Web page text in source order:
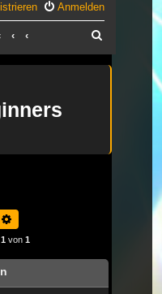
Anmelden
1 von 1